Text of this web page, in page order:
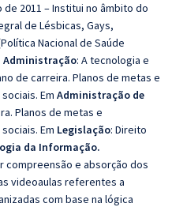
de 2011 – Institui no âmbito do
de Lésbicas, Gays,
Nacional de Saúde
Administração: A tecnologia e
de carreira. Planos de metas e
Em Administração de
Planos de metas e
Em Legislação: Direito
da Informação.
compreensão e absorção dos
videoaulas referentes a
com base na lógica